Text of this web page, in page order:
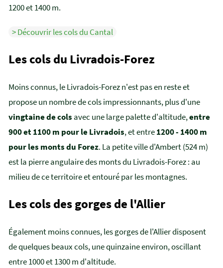
1200 et 1400 m.
> Découvrir les cols du Cantal
Les cols du Livradois-Forez
Moins connus, le Livradois-Forez n'est pas en reste et
propose un nombre de cols impressionnants, plus d'une
vingtaine de cols avec une large palette d'altitude,entre
900 et 1100 m pour le Livradois, et entre1200 - 1400 m
pour les monts du Forez. La petite ville d'Ambert (524 m)
est la pierre angulaire des monts du Livradois-Forez : au
milieu de ce territoire et entouré par les montagnes.
Les cols des gorges de l'Allier
Également moins connues, les gorges de l'Allier disposent
de quelques beaux cols, une quinzaine environ, oscillant
entre 1000 et 1300 m d'altitude.